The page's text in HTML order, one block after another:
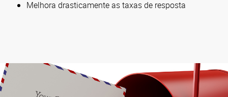
Melhora drasticamente as taxas de resposta